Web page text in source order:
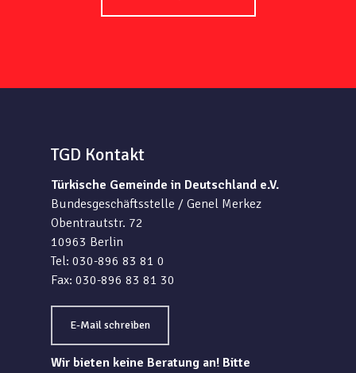
TGD Kontakt
Türkische Gemeinde in Deutschland e.V.
Bundesgeschäftsstelle / Genel Merkez
Obentrautstr. 72
10963 Berlin
Tel: 030-896 83 81 0
Fax: 030-896 83 81 30
E-Mail schreiben
Wir bieten keine Beratung an! Bitte